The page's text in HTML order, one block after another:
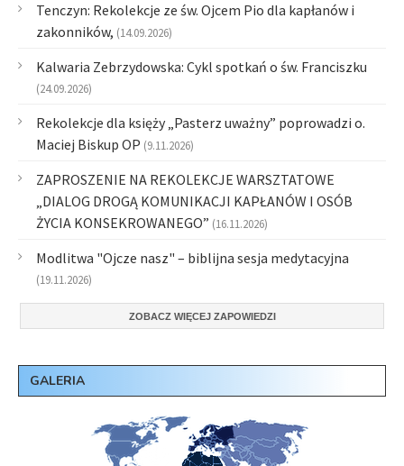
Tenczyn: Rekolekcje ze św. Ojcem Pio dla kapłanów i
zakonników, (14.09.2026)
Kalwaria Zebrzydowska: Cykl spotkań o św. Franciszku
(24.09.2026)
Rekolekcje dla księży „Pasterz uważny” poprowadzi o.
Maciej Biskup OP (9.11.2026)
ZAPROSZENIE NA REKOLEKCJE WARSZTATOWE
„DIALOG DROGĄ KOMUNIKACJI KAPŁANÓW I OSÓB
ŻYCIA KONSEKROWANEGO” (16.11.2026)
Modlitwa "Ojcze nasz" – biblijna sesja medytacyjna
(19.11.2026)
ZOBACZ WIĘCEJ ZAPOWIEDZI
GALERIA